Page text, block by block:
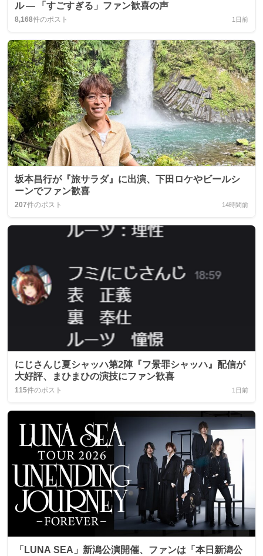
ル ― 「すごすぎる」ファン歓喜の声
8,168件のポスト 1日前
坂本昌行が『旅サラダ』に出演、下田ロケやビールシ
ーンでファン歓喜
207件のポスト 14時間前
にじさんじ夏シャッハ第2陣『フ景罪シャッハ』配信が
大好評、まひまひの演技にファン歓喜
115件のポスト 1日前
「LUNA SEA」新潟公演開催、ファンは「本日新潟公